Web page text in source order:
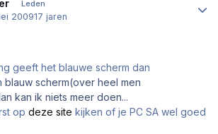
Leden
200917 jaren
geeft het blauwe scherm dan
scherm(over heel men
kan ik niets meer doen...
op deze site kijken of je PC SA wel goed